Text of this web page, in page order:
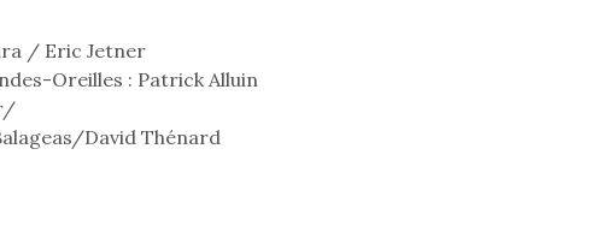
/ Eric Jetner
Oreilles : Patrick Alluin
David Thénard
jeux non connectés qui
Depuis 2019 la marque
crée des jeux pour les